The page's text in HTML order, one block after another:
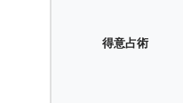
得意占術